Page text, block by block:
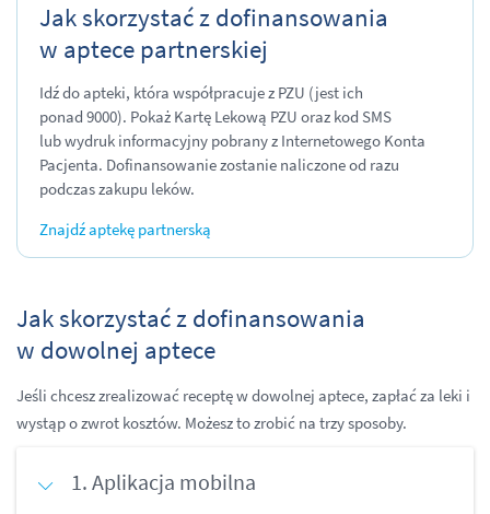
Jak skorzystać z dofinansowania
w aptece partnerskiej
Idź do apteki, która współpracuje z PZU (jest ich
ponad 9000). Pokaż Kartę Lekową PZU oraz kod SMS
lub wydruk informacyjny pobrany z Internetowego Konta
Pacjenta. Dofinansowanie zostanie naliczone od razu
podczas zakupu leków.
Znajdź aptekę partnerską
Jak skorzystać z dofinansowania
w dowolnej aptece
Jeśli chcesz zrealizować receptę w dowolnej aptece, zapłać za leki i
wystąp o zwrot kosztów. Możesz to zrobić na trzy sposoby.
1. Aplikacja mobilna